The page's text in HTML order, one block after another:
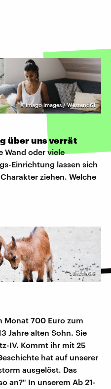
©imago images / Westend61
über uns verrät
Wand oder viele
Einrichtung lassen sich
ziehen. Welche
©xtra06
Monat 700 Euro zum
Jahre alten Sohn. Sie
IV. Kommt ihr mit 25
hat auf unserer
ausgelöst. Das
an?" In unserem Ab 21-